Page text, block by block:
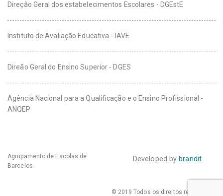
Direção Geral dos estabelecimentos Escolares - DGEstE
Instituto de Avaliação Educativa - IAVE
Direão Geral do Ensino Superior - DGES
Agência Nacional para a Qualificação e o Ensino Profissional -
ANQEP
Agrupamento de Escolas de
Barcelos
Developed by brandit
© 2019 Todos os direitos reservados